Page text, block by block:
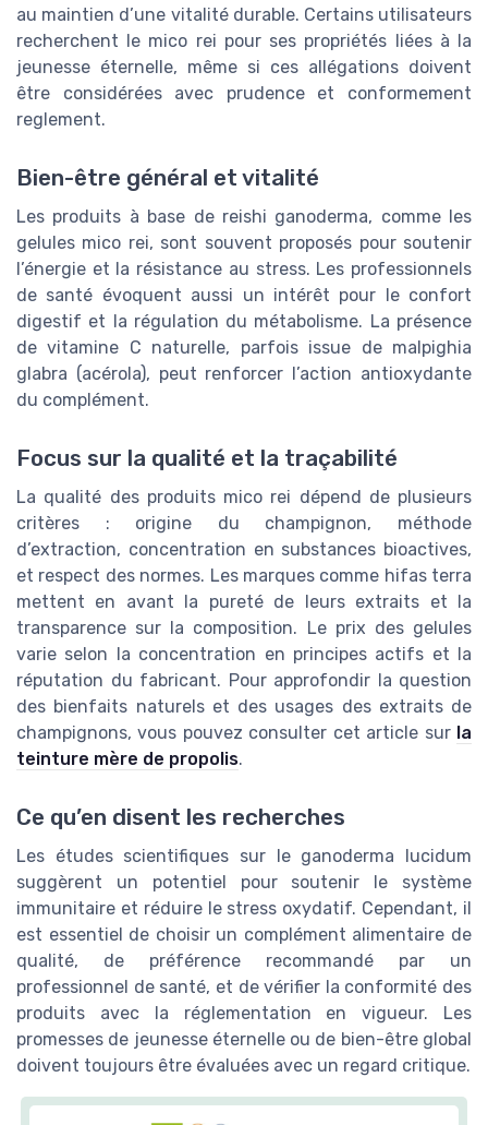
au maintien d’une vitalité durable. Certains utilisateurs
recherchent le mico rei pour ses propriétés liées à la
jeunesse éternelle, même si ces allégations doivent
être considérées avec prudence et conformement
reglement.
Bien-être général et vitalité
Les produits à base de reishi ganoderma, comme les
gelules mico rei, sont souvent proposés pour soutenir
l’énergie et la résistance au stress. Les professionnels
de santé évoquent aussi un intérêt pour le confort
digestif et la régulation du métabolisme. La présence
de vitamine C naturelle, parfois issue de malpighia
glabra (acérola), peut renforcer l’action antioxydante
du complément.
Focus sur la qualité et la traçabilité
La qualité des produits mico rei dépend de plusieurs
critères : origine du champignon, méthode
d’extraction, concentration en substances bioactives,
et respect des normes. Les marques comme hifas terra
mettent en avant la pureté de leurs extraits et la
transparence sur la composition. Le prix des gelules
varie selon la concentration en principes actifs et la
réputation du fabricant. Pour approfondir la question
des bienfaits naturels et des usages des extraits de
champignons, vous pouvez consulter cet article sur la
teinture mère de propolis.
Ce qu’en disent les recherches
Les études scientifiques sur le ganoderma lucidum
suggèrent un potentiel pour soutenir le système
immunitaire et réduire le stress oxydatif. Cependant, il
est essentiel de choisir un complément alimentaire de
qualité, de préférence recommandé par un
professionnel de santé, et de vérifier la conformité des
produits avec la réglementation en vigueur. Les
promesses de jeunesse éternelle ou de bien-être global
doivent toujours être évaluées avec un regard critique.